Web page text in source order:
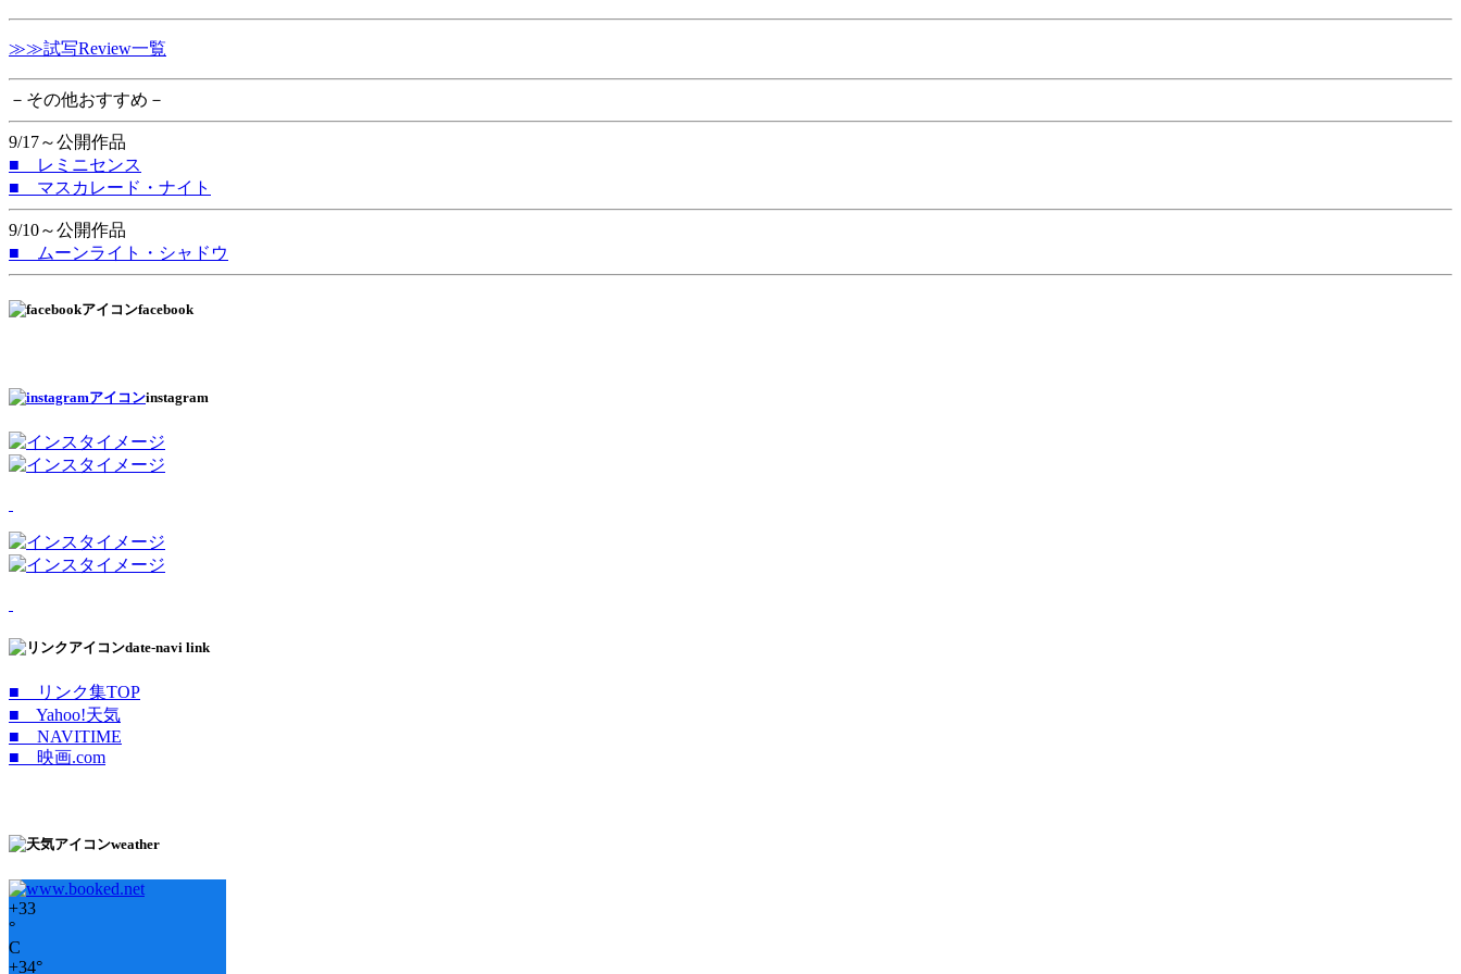
≫≫試写Review一覧
－その他おすすめ－
9/17～公開作品
■ レミニセンス
■ マスカレード・ナイト
9/10～公開作品
■ ムーンライト・シャドウ
facebook
instagram
date-navi link
■ リンク集TOP
■ Yahoo!天気
■ NAVITIME
■ 映画.com
weather
+33
°
C
+34°